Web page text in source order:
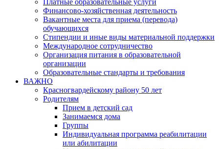
Платные образовательные услуги
Финансово-хозяйственная деятельность
Вакантные места для приема (перевода)
обучающихся
Стипендии и иные виды материальной поддержки
Международное сотрудничество
Организация питания в образовательной
организации
Образовательные стандарты и требования
ВАЖНО
Красногвардейскому району 50 лет
Родителям
Прием в детский сад
Занимаемся дома
Группы
Индивидуальная программа реабилитации
или абилитации